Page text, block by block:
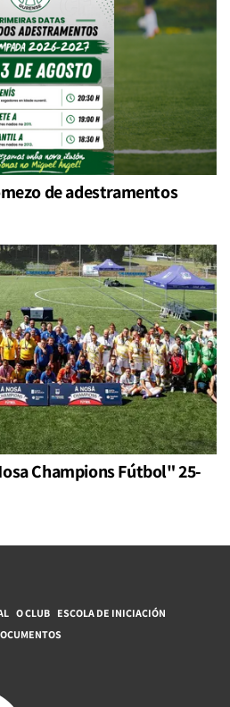
de adestramentos
Champions Fútbol" 25-
O CLUB ESCOLA DE INICIACIÓN